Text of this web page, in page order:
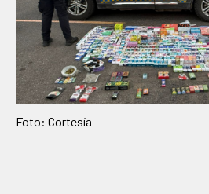
Foto: Cortesía